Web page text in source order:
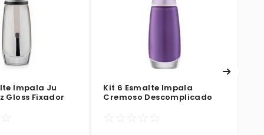
Impala Ju
Gloss Fixador
☆
Kit 6 Esmalte Impala
Cremoso Descomplicado
☆ ☆ ☆ ☆ ☆